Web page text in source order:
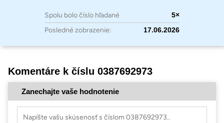
Spolu bolo číslo hľadané 5×
Posledné zobrazenie: 17.06.2026
Komentáre k číslu 0387692973
Zanechajte vaše hodnotenie